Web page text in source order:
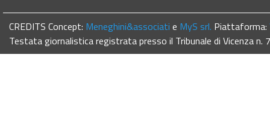
CREDITS Concept: Meneghini&associati e MyS srl. Piattaforma:
Testata giornalistica registrata presso il Tribunale di Vicenza n.